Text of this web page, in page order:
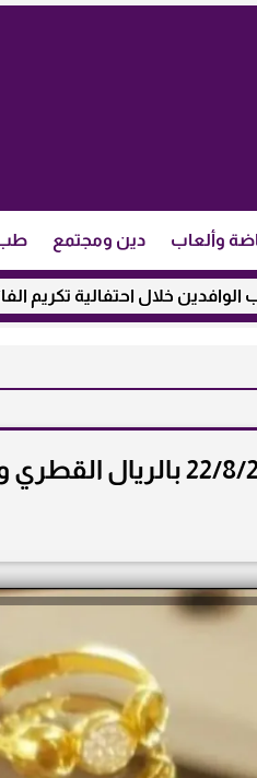
وألعاب دين ومجتمع
احتفالية تكريم الفائزين
أسعار الذهب في قطر اليوم الجمعة 22/8/2025